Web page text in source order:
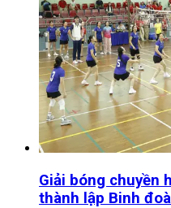
Giải bóng chuyền
thành lập Binh